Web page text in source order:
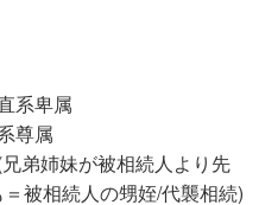
系卑属
尊属
弟姉妹が被相続人より先
被相続人の甥姪/代襲相続)